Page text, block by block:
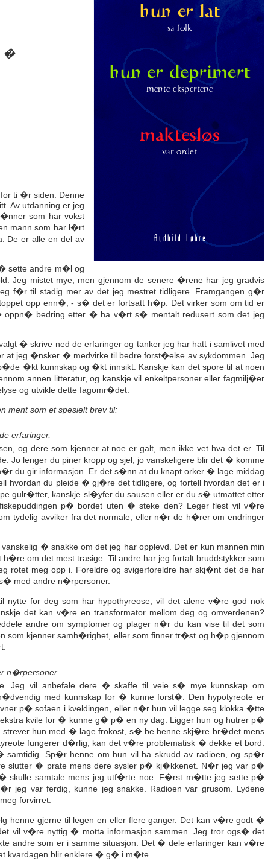
�
ti �r siden. Denne
Av utdanning er jeg
som har vokst
mann som har l�rt
De er alle en del av
sette andre m�l og
Jeg mistet mye, men gjennom de senere �rene har jeg gradvis
f�r til stadig mer av det jeg mestret tidligere. Framgangen g�r
opp enn�, - s� det er fortsatt h�p. Det virker som om tid er
oppn� bedring etter � ha v�rt s� mentalt redusert som det jeg
� skrive ned de erfaringer og tanker jeg har hatt i samlivet med
at jeg �nsker � medvirke til bedre forst�else av sykdommen. Jeg
�kt kunnskap og �kt innsikt. Kanskje kan det spore til at noen
annen litteratur, og kanskje vil enkeltpersoner eller fagmilj�er
og utvikle dette fagomr�det.
ment som et spesielt brev til:
erfaringer,
og dere som kjenner at noe er galt, men ikke vet hva det er. Til
Jo lenger du piner kropp og sjel, jo vanskeligere blir det � komme
du gir informasjon. Er det s�nn at du knapt orker � lage middag
hvordan du pleide � gj�re det tidligere, og fortell hvordan det er i
gulr�tter, kanskje sl�yfer du sausen eller er du s� utmattet etter
p� bordet uten � steke den? Leger flest vil v�re
tydelig avviker fra det normale, eller n�r de h�rer om endringer
� snakke om det jeg har opplevd. Det er kun mannen min
om det mest trasige. Til andre har jeg fortalt bruddstykker som
rotet meg opp i. Foreldre og svigerforeldre har skj�nt det de har
med andre n�rpersoner.
nytte for deg som har hypothyreose, vil det alene v�re god nok
det kan v�re en transformator mellom deg og omverdenen?
andre om symptomer og plager n�r du kan vise til det som
som kjenner samh�righet, eller som finner tr�st og h�p gjennom
n�rpersoner
Jeg vil anbefale dere � skaffe til veie s� mye kunnskap om
med kunnskap for � kunne forst�. Den hypotyreote er
p� sofaen i kveldingen, eller n�r hun vil legge seg klokka �tte
ekstra kvile for � kunne g� p� en ny dag. Ligger hun og hutrer p�
strever hun med � lage frokost, s� be henne skj�re br�det mens
fungerer d�rlig, kan det v�re problematisk � dekke et bord.
Sp�r henne om hun vil ha skrudd av radioen, og sp�r
slutter � prate mens dere sysler p� kj�kkenet. N�r jeg var p�
skulle samtale mens jeg utf�rte noe. F�rst m�tte jeg sette p�
jeg var ferdig, kunne jeg snakke. Radioen var grusom. Lydene
forvirret.
henne gjerne til legen en eller flere ganger. Det kan v�re godt �
vil v�re nyttig � motta informasjon sammen. Jeg tror ogs� det
andre som er i samme situasjon. Det � dele erfaringer kan v�re
kvardagen blir enklere � g� i m�te.